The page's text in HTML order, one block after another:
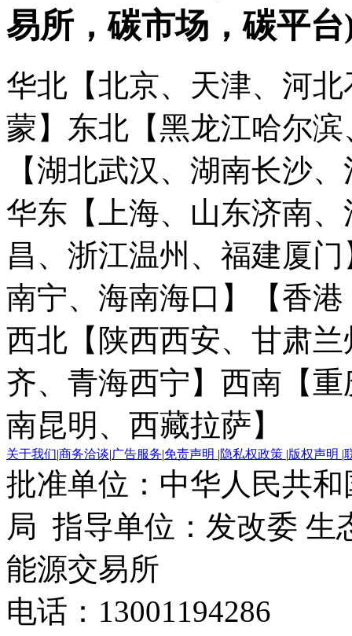
易所，碳市场，碳平台
华北【北京、天津、河
蒙】 东北【黑龙江哈尔
【湖北武汉、湖南长沙
华东【上海、山东济南
昌、浙江温州、福建厦门
南宁、海南海口】
【香
西北【陕西西安、甘肃
齐、青海西宁】 西南【
南昆明、西藏拉萨】
关于我们|商务洽谈|广告服务|免责声明 |隐私权政策 |版权声明 |
批准单位：中华人民共
局 指导单位：发改委 生
能源交易所
电话：13001194286